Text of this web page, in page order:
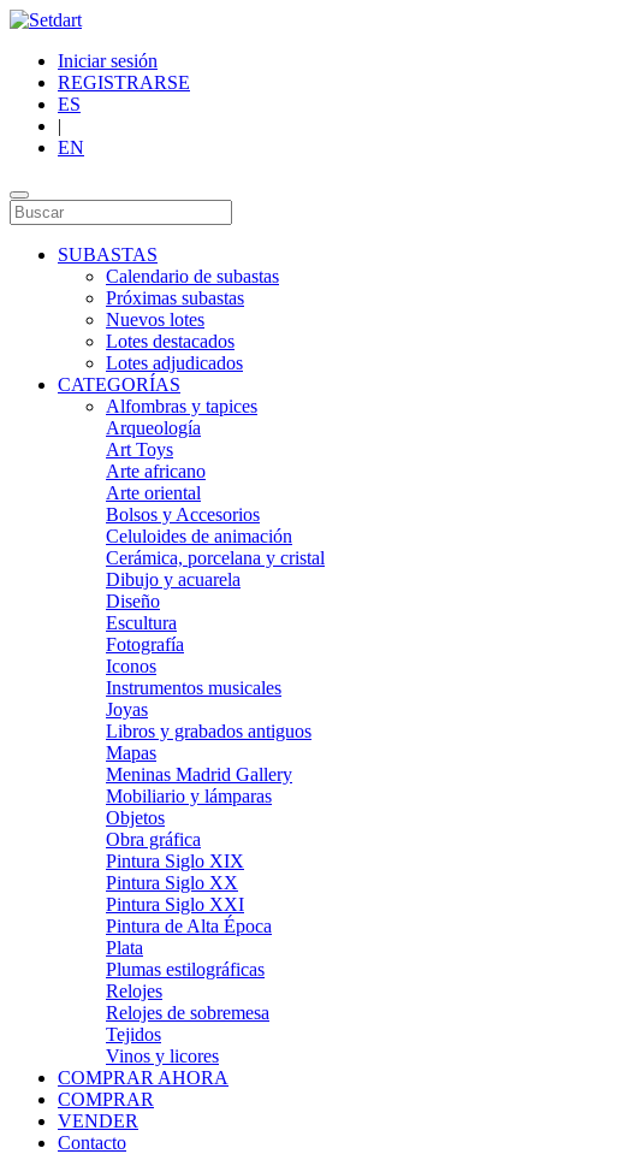
Iniciar sesión
REGISTRARSE
ES
|
EN
SUBASTAS
Calendario de subastas
Próximas subastas
Nuevos lotes
Lotes destacados
Lotes adjudicados
CATEGORÍAS
Alfombras y tapices
Arqueología
Art Toys
Arte africano
Arte oriental
Bolsos y Accesorios
Celuloides de animación
Cerámica, porcelana y cristal
Dibujo y acuarela
Diseño
Escultura
Fotografía
Iconos
Instrumentos musicales
Joyas
Libros y grabados antiguos
Mapas
Meninas Madrid Gallery
Mobiliario y lámparas
Objetos
Obra gráfica
Pintura Siglo XIX
Pintura Siglo XX
Pintura Siglo XXI
Pintura de Alta Época
Plata
Plumas estilográficas
Relojes
Relojes de sobremesa
Tejidos
Vinos y licores
COMPRAR AHORA
COMPRAR
VENDER
Contacto